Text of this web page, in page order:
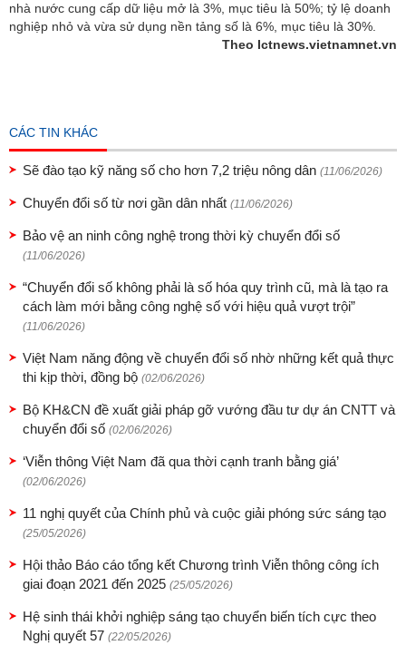
nhà nước cung cấp dữ liệu mở là 3%, mục tiêu là 50%; tỷ lệ doanh
nghiệp nhỏ và vừa sử dụng nền tảng số là 6%, mục tiêu là 30%.
Theo Ictnews.vietnamnet.vn
CÁC TIN KHÁC
Sẽ đào tạo kỹ năng số cho hơn 7,2 triệu nông dân (11/06/2026)
Chuyển đổi số từ nơi gần dân nhất (11/06/2026)
Bảo vệ an ninh công nghệ trong thời kỳ chuyển đổi số
(11/06/2026)
“Chuyển đổi số không phải là số hóa quy trình cũ, mà là tạo ra
cách làm mới bằng công nghệ số với hiệu quả vượt trội”
(11/06/2026)
Việt Nam năng động về chuyển đổi số nhờ những kết quả thực
thi kịp thời, đồng bộ (02/06/2026)
Bộ KH&CN đề xuất giải pháp gỡ vướng đầu tư dự án CNTT và
chuyển đổi số (02/06/2026)
‘Viễn thông Việt Nam đã qua thời cạnh tranh bằng giá’
(02/06/2026)
11 nghị quyết của Chính phủ và cuộc giải phóng sức sáng tạo
(25/05/2026)
Hội thảo Báo cáo tổng kết Chương trình Viễn thông công ích
giai đoạn 2021 đến 2025 (25/05/2026)
Hệ sinh thái khởi nghiệp sáng tạo chuyển biến tích cực theo
Nghị quyết 57 (22/05/2026)